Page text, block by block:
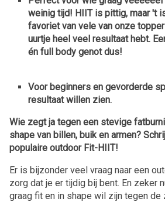
weinig tijd! HIIT is pittig, maar 't
favoriet van vele van onze
uurtje heel veel resultaat hebt.
én full body genot dus!
Voor beginners en gevorderde
resultaat willen zien.
Wie zegt ja tegen een stevige
shape van billen, buik en armen?
populaire outdoor Fit-HIIT!
Er is bijzonder veel vraag naar een
zorg dat je er tijdig bij bent. En zeker
graag fit en in shape wil zijn tegen de